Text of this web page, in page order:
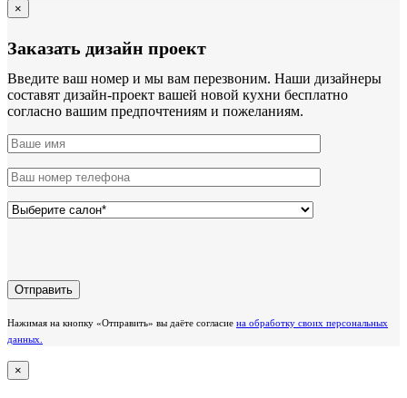
×
Заказать дизайн проект
Введите ваш номер и мы вам перезвоним. Наши дизайнеры
составят дизайн-проект вашей новой кухни бесплатно
согласно вашим предпочтениям и пожеланиям.
Нажимая на кнопку «Отправить» вы даёте согласие на обработку своих персональных
данных.
×